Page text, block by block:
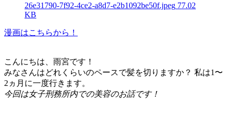
26e31790-7f92-4ce2-a8d7-e2b1092be50f.jpeg 77.02
KB
漫画はこちらから！
こんにちは、雨宮です！
みなさんはどれくらいのペースで髪を切りますか？ 私は1〜
2ヵ月に一度行きます。
今回は女子刑務所内での美容のお話です！